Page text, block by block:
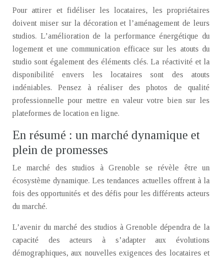
Pour attirer et fidéliser les locataires, les propriétaires
doivent miser sur la décoration et l’aménagement de leurs
studios. L’amélioration de la performance énergétique du
logement et une communication efficace sur les atouts du
studio sont également des éléments clés. La réactivité et la
disponibilité envers les locataires sont des atouts
indéniables. Pensez à réaliser des photos de qualité
professionnelle pour mettre en valeur votre bien sur les
plateformes de location en ligne.
En résumé : un marché dynamique et
plein de promesses
Le marché des studios à Grenoble se révèle être un
écosystème dynamique. Les tendances actuelles offrent à la
fois des opportunités et des défis pour les différents acteurs
du marché.
L’avenir du marché des studios à Grenoble dépendra de la
capacité des acteurs à s’adapter aux évolutions
démographiques, aux nouvelles exigences des locataires et